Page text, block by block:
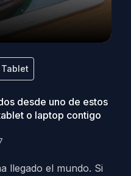
Tablet
desde uno de estos
o laptop contigo
llegado el mundo. Si